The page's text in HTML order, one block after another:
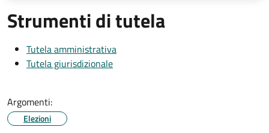
Strumenti di tutela
Tutela amministrativa
Tutela giurisdizionale
Argomenti:
Elezioni